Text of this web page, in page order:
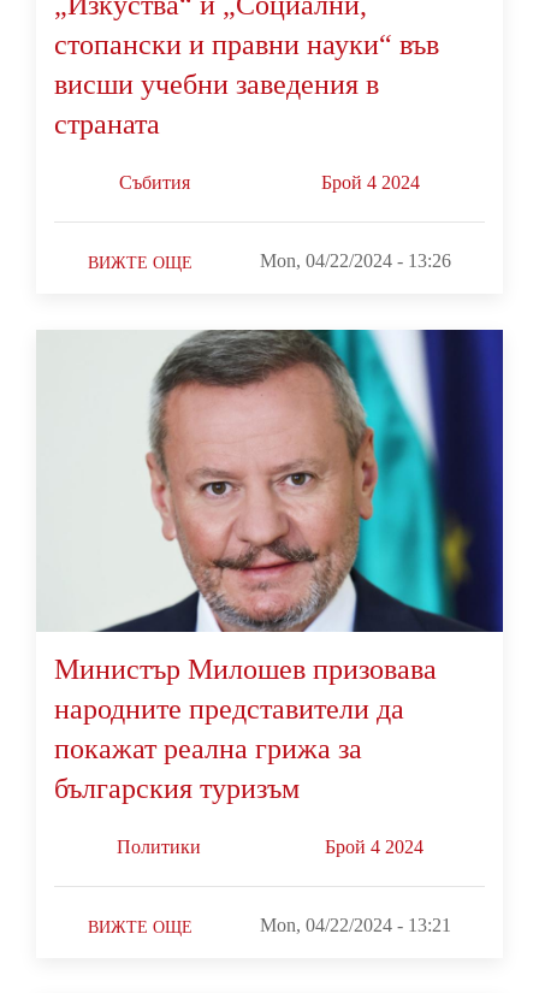
стопански и правни науки“ във
висши учебни заведения в
страната
Събития Брой 4 2024
ВИЖТЕ ОЩЕ Mon, 04/22/2024 - 13:26
Министър Милошев призовава
народните представители да
покажат реална грижа за
българския туризъм
Политики Брой 4 2024
ВИЖТЕ ОЩЕ Mon, 04/22/2024 - 13:21